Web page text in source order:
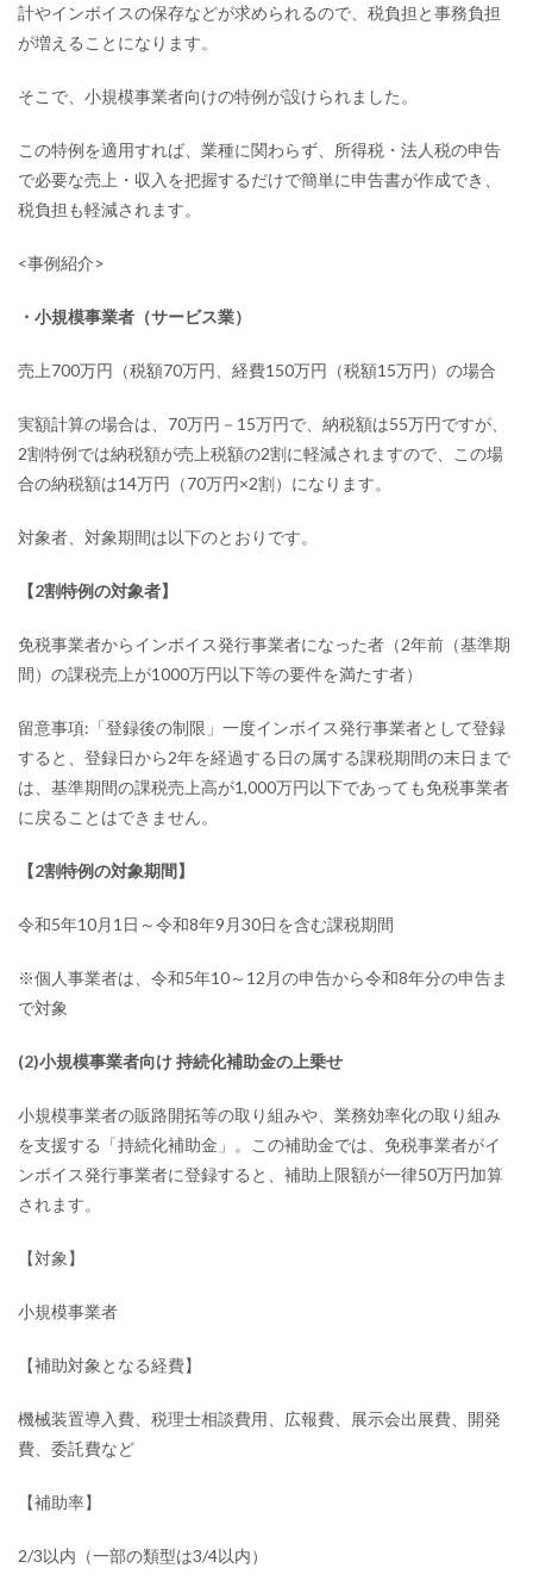
計やインボイスの保存などが求められるので、税負担と事務負担
が増えることになります。
そこで、小規模事業者向けの特例が設けられました。
この特例を適用すれば、業種に関わらず、所得税・法人税の申告
で必要な売上・収入を把握するだけで簡単に申告書が作成でき、
税負担も軽減されます。
<事例紹介>
・小規模事業者（サービス業）
売上700万円（税額70万円、経費150万円（税額15万円）の場合
実額計算の場合は、70万円－15万円で、納税額は55万円ですが、
2割特例では納税額が売上税額の2割に軽減されますので、この場
合の納税額は14万円（70万円×2割）になります。
対象者、対象期間は以下のとおりです。
【2割特例の対象者】
免税事業者からインボイス発行事業者になった者（2年前（基準期
間）の課税売上が1000万円以下等の要件を満たす者）
留意事項:「登録後の制限」一度インボイス発行事業者として登録
すると、登録日から2年を経過する日の属する課税期間の末日まで
は、基準期間の課税売上高が1,000万円以下であっても免税事業者
に戻ることはできません。
【2割特例の対象期間】
令和5年10月1日～令和8年9月30日を含む課税期間
※個人事業者は、令和5年10～12月の申告から令和8年分の申告ま
で対象
(2)小規模事業者向け 持続化補助金の上乗せ
小規模事業者の販路開拓等の取り組みや、業務効率化の取り組み
を支援する「持続化補助金」。この補助金では、免税事業者がイ
ンボイス発行事業者に登録すると、補助上限額が一律50万円加算
されます。
【対象】
小規模事業者
【補助対象となる経費】
機械装置導入費、税理士相談費用、広報費、展示会出展費、開発
費、委託費など
【補助率】
2/3以内（一部の類型は3/4以内）